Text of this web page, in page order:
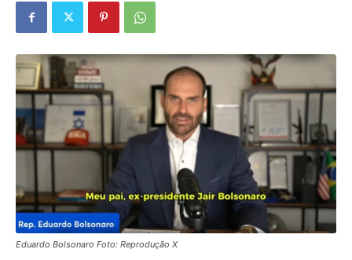
Eduardo Bolsonaro Foto: Reprodução X